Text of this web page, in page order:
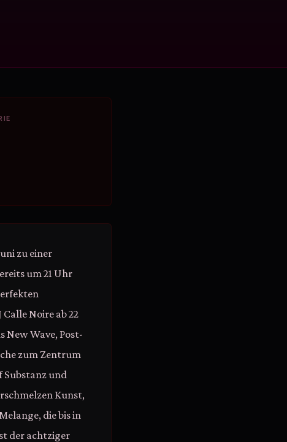
zu einer
um 21 Uhr
Noire ab 22
New Wave, Post-
zum Zentrum
Substanz und
Kunst,
die bis in
der achtziger